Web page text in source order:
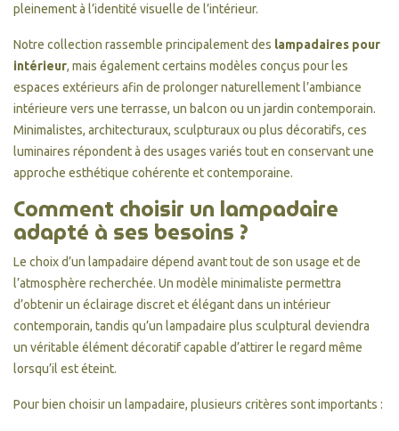
pleinement à l’identité visuelle de l’intérieur.
Notre collection rassemble principalement des lampadaires pour
intérieur, mais également certains modèles conçus pour les
espaces extérieurs afin de prolonger naturellement l’ambiance
intérieure vers une terrasse, un balcon ou un jardin contemporain.
Minimalistes, architecturaux, sculpturaux ou plus décoratifs, ces
luminaires répondent à des usages variés tout en conservant une
approche esthétique cohérente et contemporaine.
Comment choisir un lampadaire
adapté à ses besoins ?
Le choix d’un lampadaire dépend avant tout de son usage et de
l’atmosphère recherchée. Un modèle minimaliste permettra
d’obtenir un éclairage discret et élégant dans un intérieur
contemporain, tandis qu’un lampadaire plus sculptural deviendra
un véritable élément décoratif capable d’attirer le regard même
lorsqu’il est éteint.
Pour bien choisir un lampadaire, plusieurs critères sont importants :